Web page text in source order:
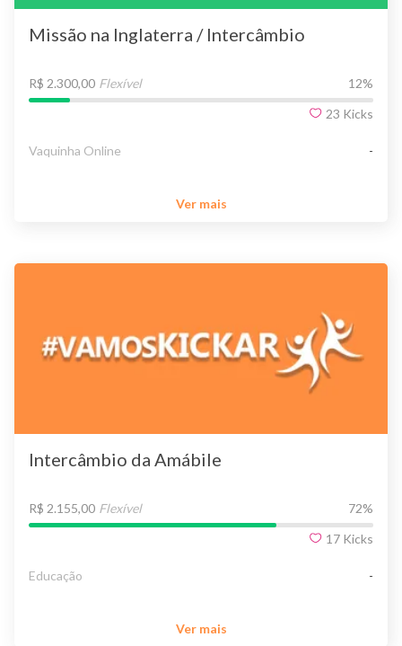
Missão na Inglaterra / Intercâmbio
R$ 2.300,00 Flexível 12%
23 Kicks
Vaquinha Online -
Ver mais
Intercâmbio da Amábile
R$ 2.155,00 Flexível 72%
17 Kicks
Educação -
Ver mais